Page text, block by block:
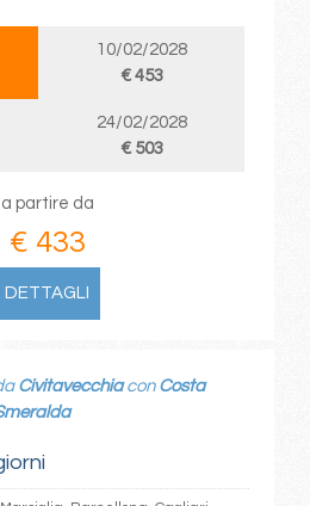
10/02/2028
€ 453
24/02/2028
€ 503
a partire da
€ 433
DETTAGLI
Civitavecchiacon Costa